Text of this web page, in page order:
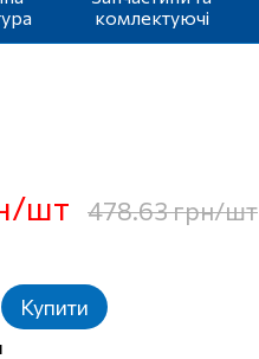
комлектуючі
шт 478.63 грн/шт
Купити